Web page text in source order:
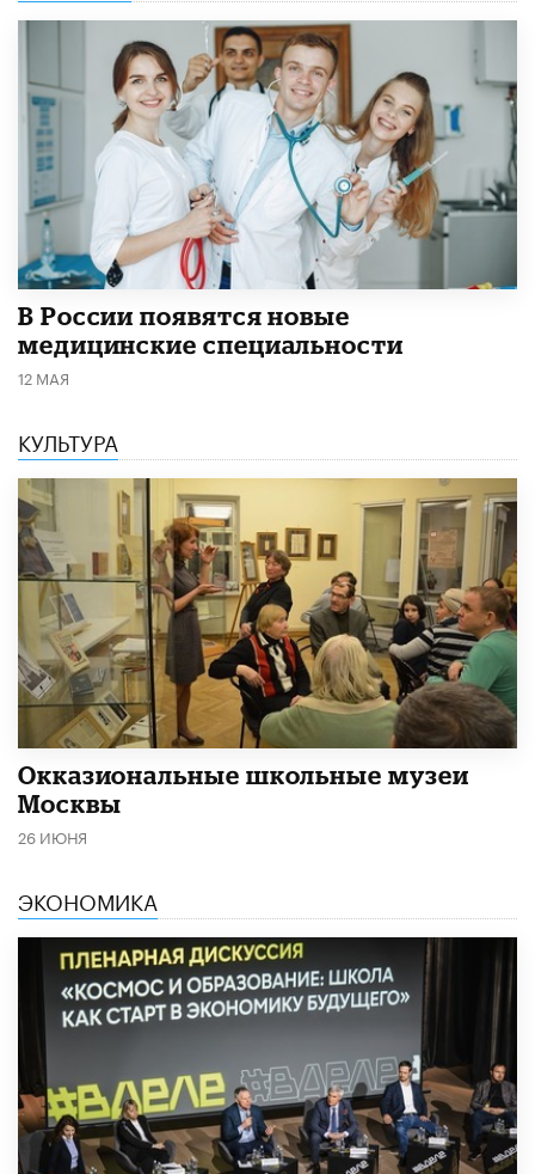
В России появятся новые
медицинские специальности
12 МАЯ
КУЛЬТУРА
​Окказиональные школьные музеи
Москвы
26 ИЮНЯ
ЭКОНОМИКА